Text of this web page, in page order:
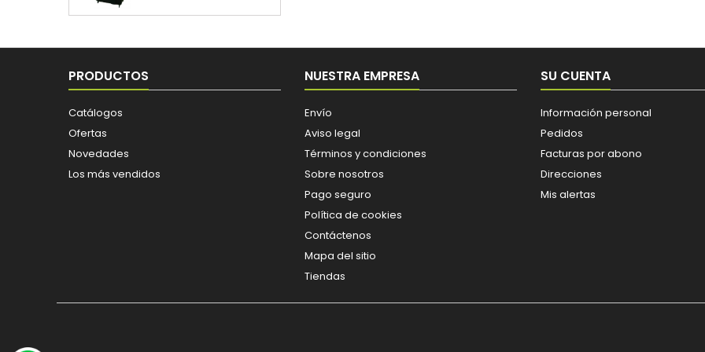
PRODUCTOS
Catálogos
Ofertas
Novedades
Los más vendidos
NUESTRA EMPRESA
Envío
Aviso legal
Términos y condiciones
Sobre nosotros
Pago seguro
Política de cookies
Contáctenos
Mapa del sitio
Tiendas
SU CUENTA
Información personal
Pedidos
Facturas por abono
Direcciones
Mis alertas